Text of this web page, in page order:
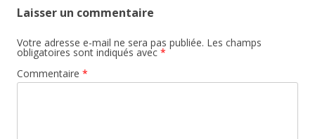
Laisser un commentaire
Votre adresse e-mail ne sera pas publiée. Les champs
obligatoires sont indiqués avec *
Commentaire *